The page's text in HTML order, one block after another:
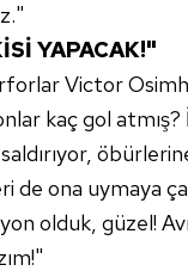
YAPACAK!"
Victor
kaç gol
de ona uymaya
olduk, güzel!